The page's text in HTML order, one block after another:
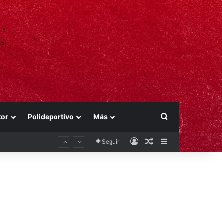
Polideportivo Más Buscar por
Seguir AccesoPublicación al
Barra lateral